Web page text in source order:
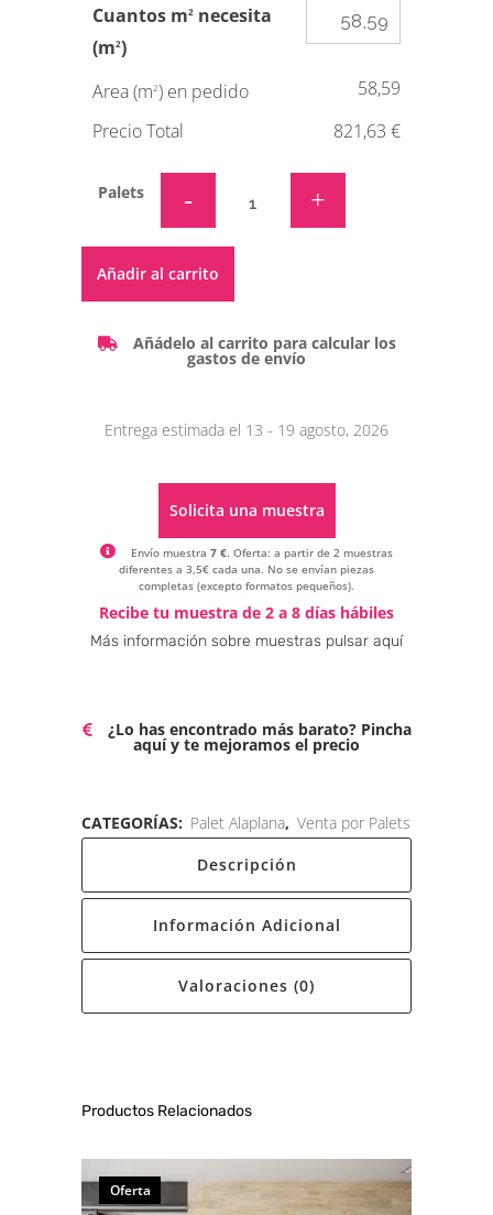
Cuantos m2 necesita
(m2)
Area (m2) en pedido
58,59
Precio Total
821,63 €
Palets
Añadir al carrito
Añádelo al carrito para calcular los
gastos de envío
Entrega estimada el 13 - 19 agosto, 2026
Solicita una muestra
Envío muestra 7 €. Oferta: a partir de 2 muestras
diferentes a 3,5€ cada una. No se envían piezas
completas (excepto formatos pequeños).
Alternative:
Recibe tu muestra de 2 a 8 días hábiles
Más información sobre muestras pulsar aquí
¿Lo has encontrado más barato? Pincha
aquí y te mejoramos el precio
CATEGORÍAS: Palet Alaplana, Venta por Palets
Descripción
Información Adicional
Valoraciones (0)
Productos Relacionados
Oferta